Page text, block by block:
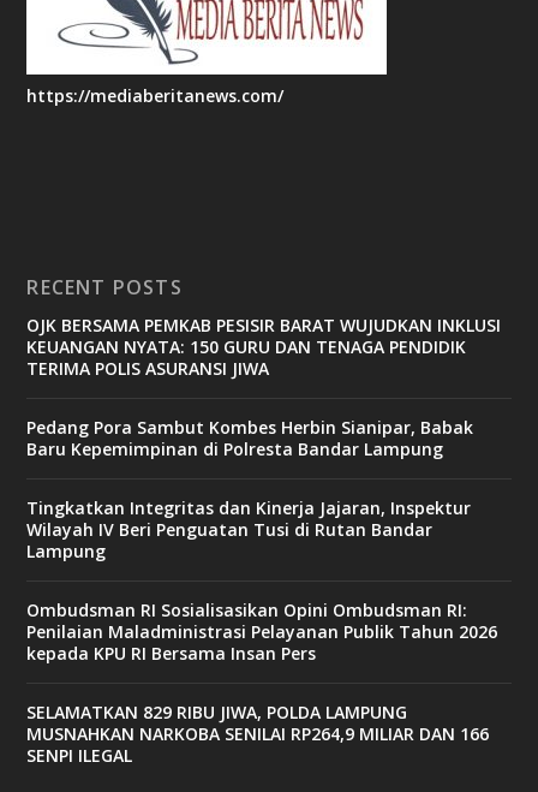
https://mediaberitanews.com/
RECENT POSTS
OJK BERSAMA PEMKAB PESISIR BARAT WUJUDKAN INKLUSI
KEUANGAN NYATA: 150 GURU DAN TENAGA PENDIDIK
TERIMA POLIS ASURANSI JIWA
Pedang Pora Sambut Kombes Herbin Sianipar, Babak
Baru Kepemimpinan di Polresta Bandar Lampung
Tingkatkan Integritas dan Kinerja Jajaran, Inspektur
Wilayah IV Beri Penguatan Tusi di Rutan Bandar
Lampung
Ombudsman RI Sosialisasikan Opini Ombudsman RI:
Penilaian Maladministrasi Pelayanan Publik Tahun 2026
kepada KPU RI Bersama Insan Pers
SELAMATKAN 829 RIBU JIWA, POLDA LAMPUNG
MUSNAHKAN NARKOBA SENILAI RP264,9 MILIAR DAN 166
SENPI ILEGAL